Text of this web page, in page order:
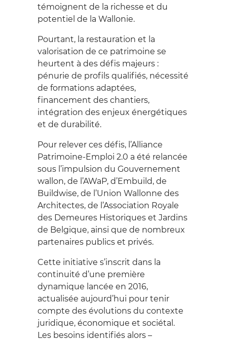
témoignent de la richesse et du
potentiel de la Wallonie.
Pourtant, la restauration et la
valorisation de ce patrimoine se
heurtent à des défis majeurs :
pénurie de profils qualifiés, nécessité
de formations adaptées,
financement des chantiers,
intégration des enjeux énergétiques
et de durabilité.
Pour relever ces défis, l’Alliance
Patrimoine-Emploi 2.0 a été relancée
sous l’impulsion du Gouvernement
wallon, de l’AWaP, d’Embuild, de
Buildwise, de l’Union Wallonne des
Architectes, de l’Association Royale
des Demeures Historiques et Jardins
de Belgique, ainsi que de nombreux
partenaires publics et privés.
Cette initiative s’inscrit dans la
continuité d’une première
dynamique lancée en 2016,
actualisée aujourd’hui pour tenir
compte des évolutions du contexte
juridique, économique et sociétal.
Les besoins identifiés alors –